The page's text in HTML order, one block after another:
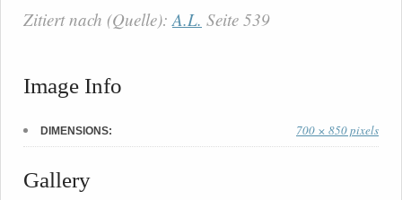
Zitiert nach (Quelle):A.L. Seite 539
Image Info
DIMENSIONS: 700 × 850 pixels
Gallery